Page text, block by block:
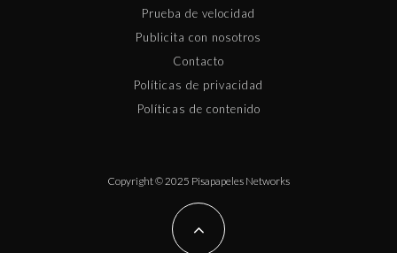
Prueba de velocidad
Publicita con nosotros
Contacto
Políticas de privacidad
Políticas de contenido
Copyright © 2025 Pisapapeles Networks